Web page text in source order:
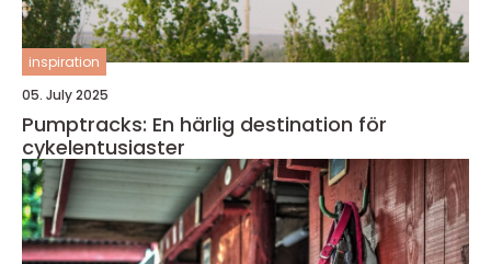
inspiration
05. July 2025
Pumptracks: En härlig destination för
cykelentusiaster